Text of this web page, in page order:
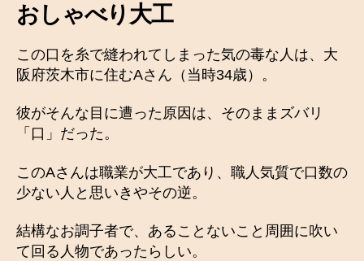
おしゃべり大工
この口を糸で縫われてしまった気の毒な人は、大
阪府茨木市に住むAさん（当時34歳）。
彼がそんな目に遭った原因は、そのままズバリ
「口」だった。
このAさんは職業が大工であり、職人気質で口数の
少ない人と思いきやその逆。
結構なお調子者で、あることないこと周囲に吹い
て回る人物であったらしい。